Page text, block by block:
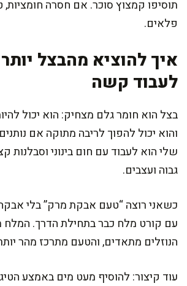
תוסיפו קמצוץ סוכר. אם חסרה חומציות,
פלאים.
איך להוציא מהבצל
לעבוד קשה
בצל הוא חומר גלם מצחיק: הוא יכול
והוא יכול להפוך לריבה מתוקה אם
שלי הוא לעבוד עם חום בינוני וסבלנות
גבוה ועצבים.
כשאני רוצה “טעם אבקת מרק” בלי
עם קורט מלח כבר בתחילת הדרך. המלח
הנוזלים מתאדים, והטעם מתרכז מהר
עוד קיצור: להוסיף מעט מים באמצע